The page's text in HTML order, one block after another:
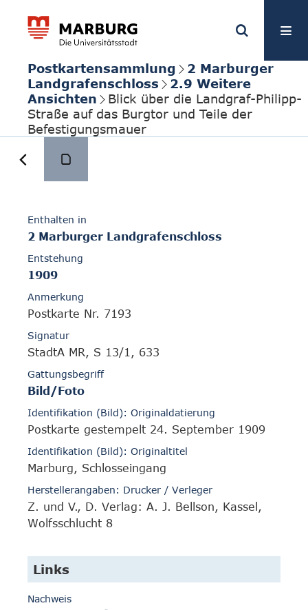
Postkartensammlung
2 Marburger
Landgrafenschloss
2.9 Weitere
Ansichten
Blick über die Landgraf-Philipp-
Straße auf das Burgtor und Teile der
Befestigungsmauer
Enthalten in
2 Marburger Landgrafenschloss
Entstehung
1909
Anmerkung
Postkarte Nr. 7193
Signatur
StadtA MR, S 13/1, 633
Gattungsbegriff
Bild/Foto
Identifikation (Bild): Originaldatierung
Postkarte gestempelt 24. September 1909
Identifikation (Bild): Originaltitel
Marburg, Schlosseingang
Herstellerangaben: Drucker / Verleger
Z. und V., D. Verlag: A. J. Bellson, Kassel,
Wolfsschlucht 8
Links
Nachweis